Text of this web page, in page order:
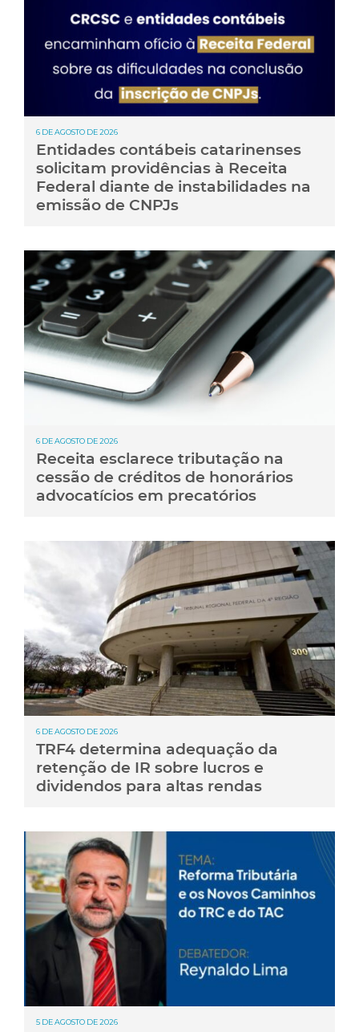
6 DE AGOSTO DE 2026
Entidades contábeis catarinenses
solicitam providências à Receita
Federal diante de instabilidades na
emissão de CNPJs
6 DE AGOSTO DE 2026
Receita esclarece tributação na
cessão de créditos de honorários
advocatícios em precatórios
6 DE AGOSTO DE 2026
TRF4 determina adequação da
retenção de IR sobre lucros e
dividendos para altas rendas
5 DE AGOSTO DE 2026